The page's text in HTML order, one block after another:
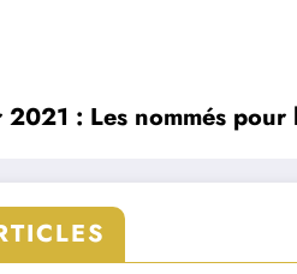
2021 : Les nommés